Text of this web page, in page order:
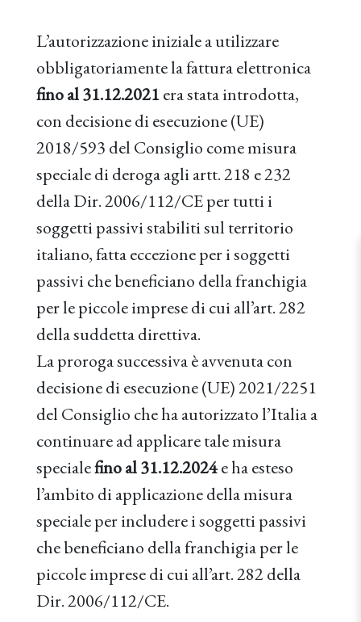
L’autorizzazione iniziale a utilizzare
obbligatoriamente la fattura elettronica
fino al 31.12.2021era stata introdotta,
con decisione di esecuzione (UE)
2018/593 del Consiglio come misura
speciale di deroga agli artt. 218 e 232
della Dir. 2006/112/CE per tutti i
soggetti passivi stabiliti sul territorio
italiano, fatta eccezione per i soggetti
passivi che beneficiano della franchigia
per le piccole imprese di cui all’art. 282
della suddetta direttiva.
La proroga successiva è avvenuta con
decisione di esecuzione (UE) 2021/2251
del Consiglio che ha autorizzato l’Italia a
continuare ad applicare tale misura
specialefino al 31.12.2024e ha esteso
l’ambito di applicazione della misura
speciale per includere i soggetti passivi
che beneficiano della franchigia per le
piccole imprese di cui all’art. 282 della
Dir. 2006/112/CE.